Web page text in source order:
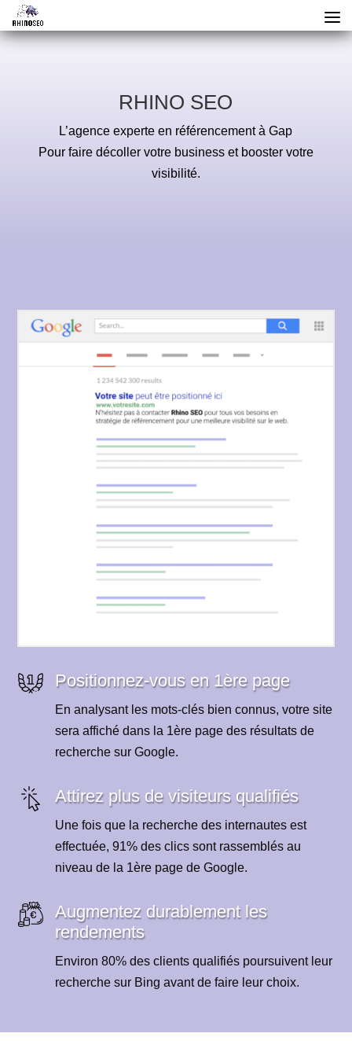
RHINO SEO
L’agence experte en référencement à Gap
Pour faire décoller votre business et booster votre
visibilité.
Positionnez-vous en 1ère page
En analysant les mots-clés bien connus, votre site
sera affiché dans la 1ère page des résultats de
recherche sur Google.
Attirez plus de visiteurs qualifiés
Une fois que la recherche des internautes est
effectuée, 91% des clics sont rassemblés au
niveau de la 1ère page de Google.
Augmentez durablement les
rendements
Environ 80% des clients qualifiés poursuivent leur
recherche sur Bing avant de faire leur choix.